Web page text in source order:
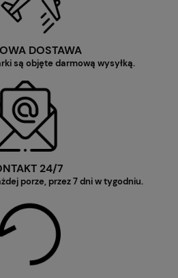
DOSTAWA
są objęte darmową wysyłką.
24/7
porze, przez 7 dni w tygodniu.